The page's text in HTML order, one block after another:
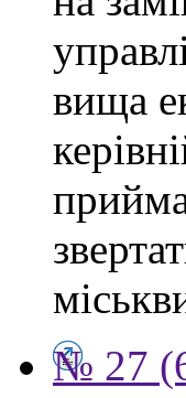
вища
№ 27